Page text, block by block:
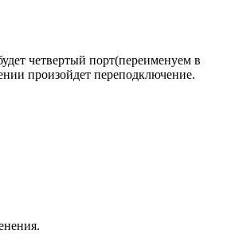
четвертый порт(переименуем в
произойдет переподключение.